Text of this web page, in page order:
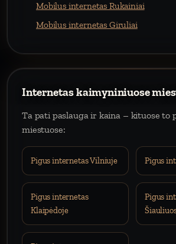
Mobilus internetas Rukainiai
Mobilus internetas Giruliai
Internetas kaimyniniuose
Ta pati paslauga ir kaina – kituose to
miestuose:
Pigus internetas Vilniuje Pigus
Pigus internetas
Klaipėdoje
Pigus